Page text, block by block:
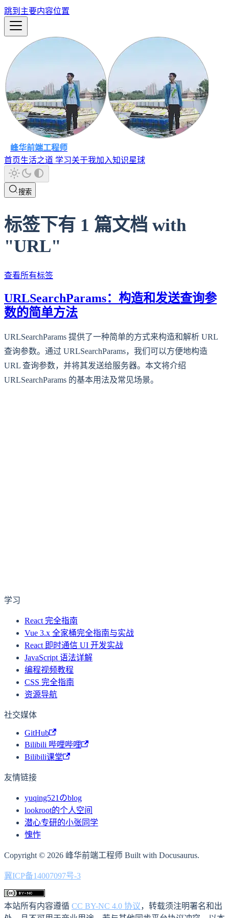
跳到主要内容位置
峰华前端工程师
首页生活之道 学习关于我加入知识星球
搜索
标签下有 1 篇文档 with
"URL"
查看所有标签
URLSearchParams：构造和发送查询参
数的简单方法
URLSearchParams 提供了一种简单的方式来构造和解析 URL
查询参数。通过 URLSearchParams，我们可以方便地构造
URL 查询参数，并将其发送给服务器。本文将介绍
URLSearchParams 的基本用法及常见场景。
学习
React 完全指南
Vue 3.x 全家桶完全指南与实战
React 即时通信 UI 开发实战
JavaScript 语法详解
编程视频教程
CSS 完全指南
资源导航
社交媒体
GitHub
Bilibili 哔哩哔哩
Bilibili课堂
友情链接
yuqing521のblog
lookroot的个人空间
潜心专研的小张同学
愧怍
Copyright © 2026 峰华前端工程师 Built with Docusaurus.
冀ICP备14007097号-3
本站所有内容遵循 CC BY-NC 4.0 协议，转载须注明署名和出